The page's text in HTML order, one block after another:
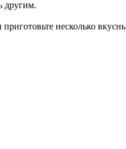
другим.
несколько